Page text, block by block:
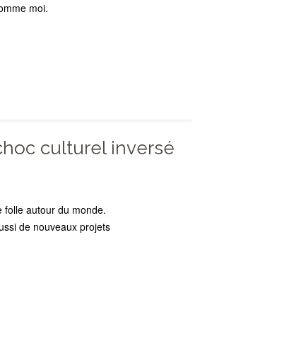
moi.
culturel inversé
folle autour du monde.
de nouveaux projets